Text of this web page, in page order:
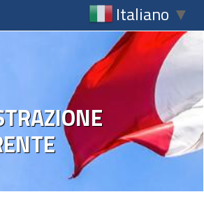
Italiano ▼